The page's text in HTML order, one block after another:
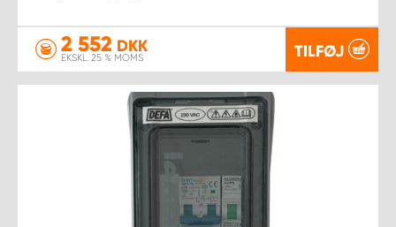
2 552 DKK
EKSKL. 25 % MOMS TILFØJ